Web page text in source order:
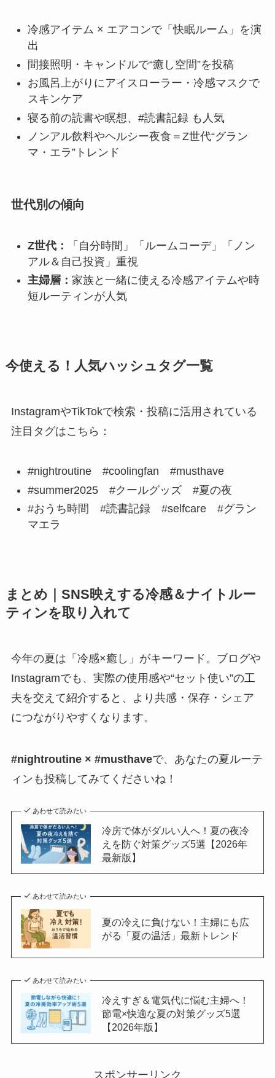
冷感アイテム × エアコンで「快眠ルーム」を演
出
間接照明・キャンドルで“癒し空間”を投稿
お風呂上がりにアイスローラー・冷感マスクで
スキンケア
寝る前の読書や瞑想、#読書記録 も人気
ノンアル飲料やヘルシー夜食＝Z世代“グラン
マ・エラ”トレンド
世代別の傾向
Z世代：
「自分時間」「ルームコーデ」「ノン
アル＆自己投資」重視
主婦層： 家族と一緒に使える冷感アイテムや時
短ルーティンが人気
今使える！人気ハッシュタグ一覧
InstagramやTikTokで検索・投稿に活用されている
注目タグはこちら：
#nightroutine #coolingfan #musthave
#summer2025 #クールグッズ #夏の夜
#おうち時間 #読書記録 #selfcare #グラン
マエラ
まとめ｜SNS映えする冷感＆ナイトルー
ティンを取り入れて
今年の夏は「冷感×癒し」がキーワード。ブログや
Instagramでも、実際の使用感や“セット使い”の工
夫を交えて紹介すると、より共感・保存・シェア
につながりやすくなります。
#nightroutine × #musthaveで、あなたの夏ルーテ
ィンも投稿してみてくださいね！
あわせて読みたい
冷房で体がダルい人へ！夏の夜冷
えを防ぐ対策グッズ5選【2026年
最新版】
あわせて読みたい
夏の冷えに負けない！主婦にも広
がる「夏の温活」最新トレンド
あわせて読みたい
冷えすぎ＆電気代に悩む主婦へ！
節電×快適な夏の対策グッズ5選
【2026年版】
スポンサーリンク